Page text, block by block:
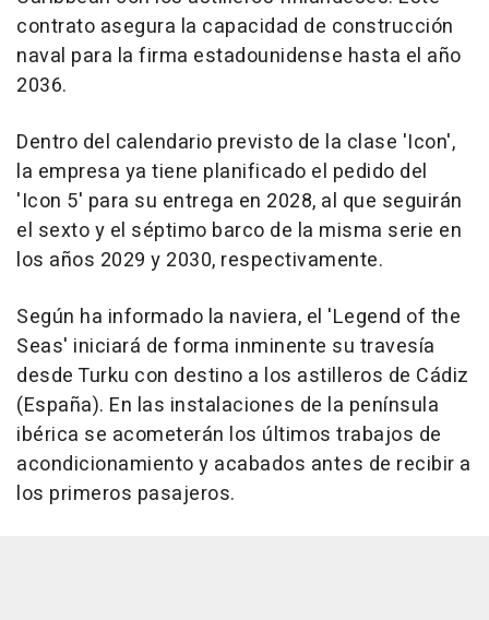
contrato asegura la capacidad de construcción
naval para la firma estadounidense hasta el año
2036.
Dentro del calendario previsto de la clase 'Icon',
la empresa ya tiene planificado el pedido del
'Icon 5' para su entrega en 2028, al que seguirán
el sexto y el séptimo barco de la misma serie en
los años 2029 y 2030, respectivamente.
Según ha informado la naviera, el 'Legend of the
Seas' iniciará de forma inminente su travesía
desde Turku con destino a los astilleros de Cádiz
(España). En las instalaciones de la península
ibérica se acometerán los últimos trabajos de
acondicionamiento y acabados antes de recibir a
los primeros pasajeros.